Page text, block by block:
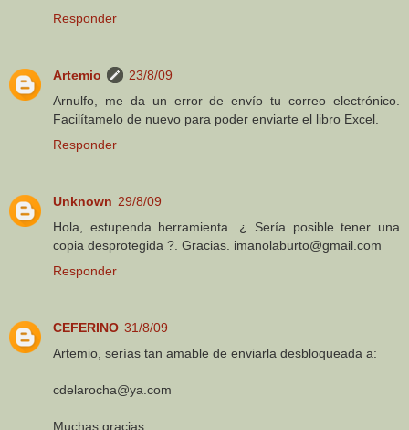
Responder
Artemio
23/8/09
Arnulfo, me da un error de envío tu correo electrónico.
Facilítamelo de nuevo para poder enviarte el libro Excel.
Responder
Unknown 29/8/09
Hola, estupenda herramienta. ¿ Sería posible tener una
copia desprotegida ?. Gracias. imanolaburto@gmail.com
Responder
CEFERINO 31/8/09
Artemio, serías tan amable de enviarla desbloqueada a:
cdelarocha@ya.com
Muchas gracias